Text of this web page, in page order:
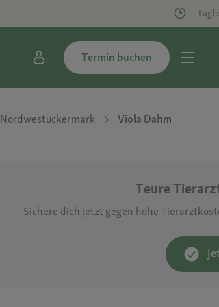
Termin buchen
Nordwestuckermark Viola Dahm
Teure
Sichere dich jetzt gegen hohe